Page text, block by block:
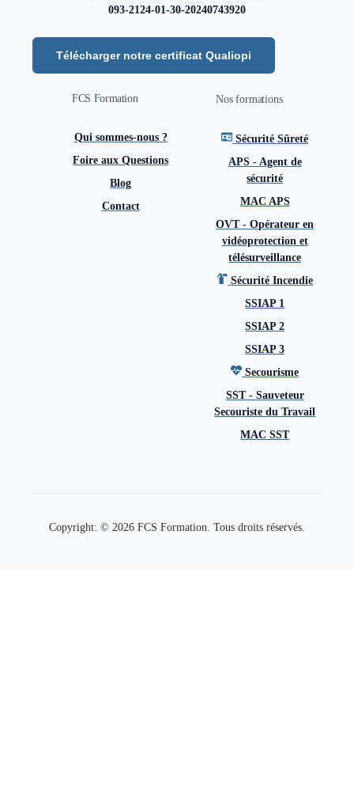
093-2124-01-30-20240743920
Télécharger notre certificat Qualiopi
FCS Formation
Qui sommes-nous ?
Foire aux Questions
Blog
Contact
Nos formations
Sécurité Sûreté
APS - Agent de
sécurité
MAC APS
OVT - Opérateur en
vidéoprotection et
télésurveillance
Sécurité Incendie
SSIAP 1
SSIAP 2
SSIAP 3
Secourisme
SST - Sauveteur
Secouriste du Travail
MAC SST
Copyright: © 2026 FCS Formation. Tous droits réservés.